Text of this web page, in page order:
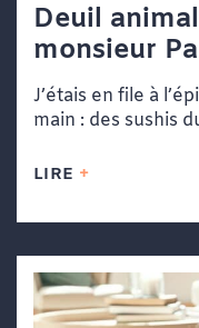
Deuil
monsieur
vie dans
J’étais en file à
main : des sushis
LIRE